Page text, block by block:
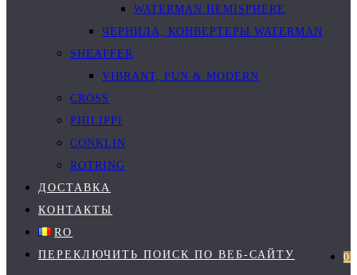
WATERMAN HEMISPHERE
ЧЕРНИЛА, КОНВЕРТЕРЫ WATERMAN
SHEAFFER
VIBRANT, FUN & MODERN
CROSS
PHILIPPI
CONKLIN
ROTRING
ДОСТАВКА
КОНТАКТЫ
RO
0
ПЕРЕКЛЮЧИТЬ ПОИСК ПО ВЕБ-САЙТУ